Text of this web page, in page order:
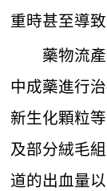
重時甚至導致
藥物流
中成藥進行
新生化顆粒
及部分絨毛
道的出血量